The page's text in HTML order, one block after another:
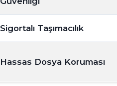
Sigortalı Taşımacılık
Hassas Dosya Koruması